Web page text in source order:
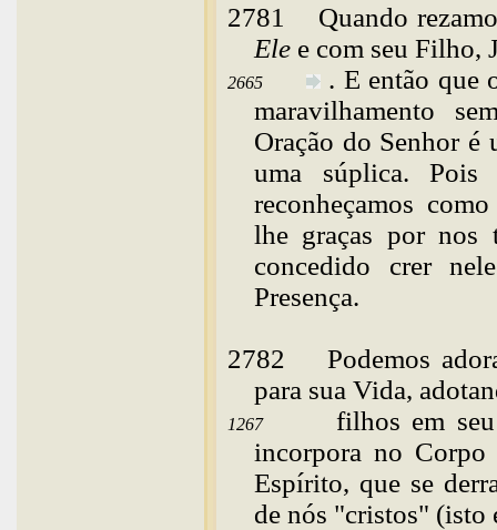
2781 Quando
Ele e com seu Filho,
2665
. E então que
maravilhamento
Oração do Senhor é
uma súplica.
reconheçamos
lhe graças por nos
concedido crer
Presença.
2782
Podemos
para sua Vida,
1267 filhos em
incorpora no
Espírito, que se
de nós "cristos" (isto